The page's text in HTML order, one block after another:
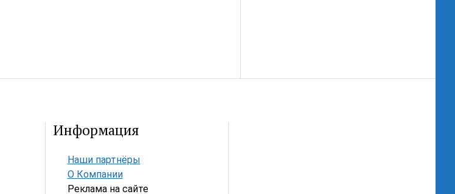
Информация
Наши партнёры
О Компании
Реклама на сайте